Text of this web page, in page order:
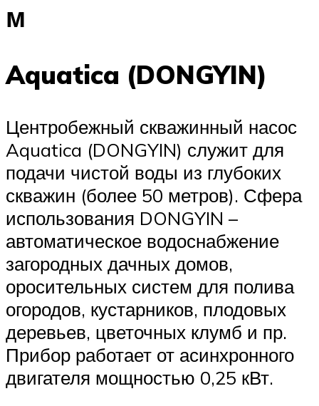
м
Aquatica (DONGYIN)
Центробежный скважинный насос
Aquatica (DONGYIN) служит для
подачи чистой воды из глубоких
скважин (более 50 метров). Сфера
использования DONGYIN –
автоматическое водоснабжение
загородных дачных домов,
оросительных систем для полива
огородов, кустарников, плодовых
деревьев, цветочных клумб и пр.
Прибор работает от асинхронного
двигателя мощностью 0,25 кВт.